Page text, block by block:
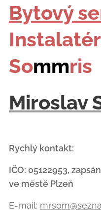
Bytový
Sommris
Miroslav
Rychlý kontakt:
IČO: 05122953,
ve městě Plzeň
E-mail: